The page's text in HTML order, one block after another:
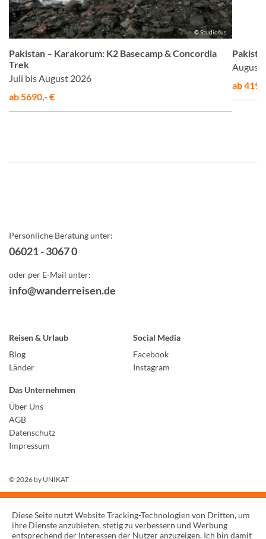
© Studiosus
Pakistan – Karakorum: K2 Basecamp & Concordia
Trek
Juli bis August 2026
ab 5690,- €
August
ab
Persönliche Beratung unter:
06021 - 3067 0
oder per E-Mail unter:
info@wanderreisen.de
Reisen & Urlaub
Blog
Länder
Social Media
Facebook
Instagram
Das Unternehmen
Über Uns
AGB
Datenschutz
Impressum
© 2026 by UNIKAT
Diese Seite nutzt Website Tracking-Technologien von Dritten, um
ihre Dienste anzubieten, stetig zu verbessern und Werbung
entsprechend der Interessen der Nutzer anzuzeigen. Ich bin damit